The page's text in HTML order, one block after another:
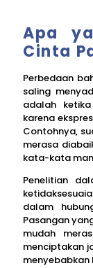
Apa
Cinta
Perbedaan
saling
adalah
karena
Contohnya,
merasa
kata-kata
Penelitian
dalam
Pasangan
mudah
menciptakan